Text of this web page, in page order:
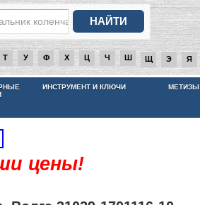
Т У Ф Х Ц Ч Ш Щ Э Я
ЦЕНЫИНСТРУМЕНТ И КЛЮЧИ МЕТИЗЫ
цены!